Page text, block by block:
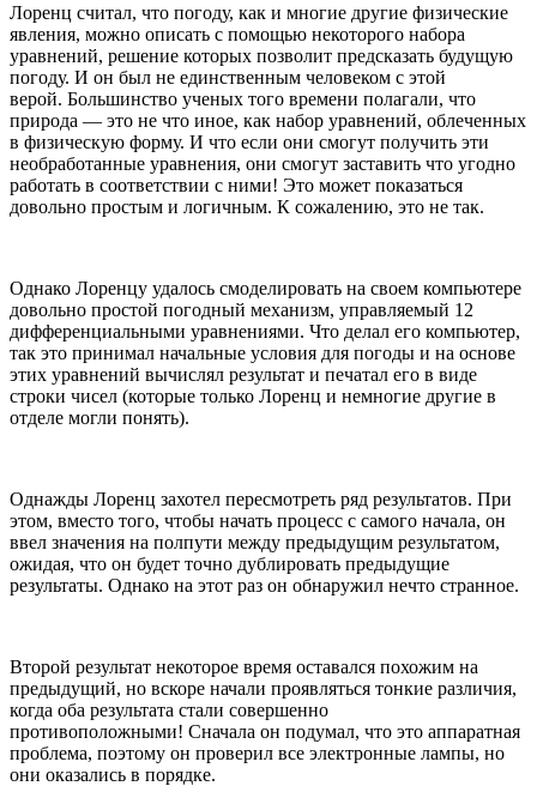
Лоренц считал, что погоду, как и многие другие физические
явления, можно описать с помощью некоторого набора
уравнений, решение которых позволит предсказать будущую
погоду. И он был не единственным человеком с этой
верой. Большинство ученых того времени полагали, что
природа — это не что иное, как набор уравнений, облеченных
в физическую форму. И что если они смогут получить эти
необработанные уравнения, они смогут заставить что угодно
работать в соответствии с ними! Это может показаться
довольно простым и логичным. К сожалению, это не так.
Однако Лоренцу удалось смоделировать на своем компьютере
довольно простой погодный механизм, управляемый 12
дифференциальными уравнениями. Что делал его компьютер,
так это принимал начальные условия для погоды и на основе
этих уравнений вычислял результат и печатал его в виде
строки чисел (которые только Лоренц и немногие другие в
отделе могли понять).
Однажды Лоренц захотел пересмотреть ряд результатов. При
этом, вместо того, чтобы начать процесс с самого начала, он
ввел значения на полпути между предыдущим результатом,
ожидая, что он будет точно дублировать предыдущие
результаты. Однако на этот раз он обнаружил нечто странное.
Второй результат некоторое время оставался похожим на
предыдущий, но вскоре начали проявляться тонкие различия,
когда оба результата стали совершенно
противоположными! Сначала он подумал, что это аппаратная
проблема, поэтому он проверил все электронные лампы, но
они оказались в порядке.